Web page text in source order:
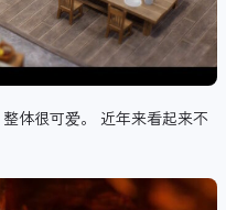
体很可爱。 近年来看起来不